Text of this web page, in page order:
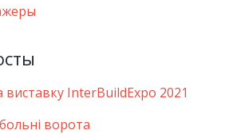
InterBuildExpo 2021
ворота